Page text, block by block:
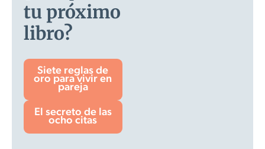
tu próximo
libro?
Siete reglas de
oro para vivir en
pareja
El secreto de las
ocho citas